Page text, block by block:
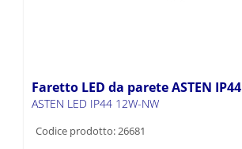
Faretto LED da parete ASTEN IP44
ASTEN LED IP44 12W-NW
Codice prodotto: 26681